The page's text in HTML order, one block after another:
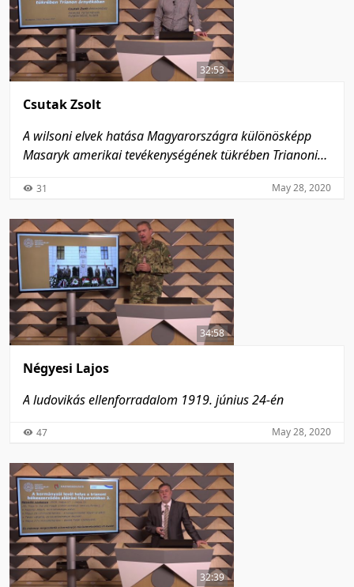
32:53
Csutak Zsolt
A wilsoni elvek hatása Magyarországra különösképp
Masaryk amerikai tevékenységének tükrében Trianoni
31 May 28, 2020
34:58
Négyesi Lajos
A ludovikás ellenforradalom 1919. június 24-én
47 May 28, 2020
32:39